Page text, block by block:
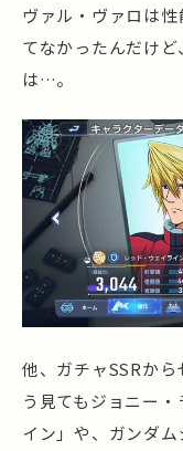
ヴァル・ヴァロは
てなかったんだけ
は…。
他、ガチャSSRか
う見てもジョニー
イン」や、ガンダ